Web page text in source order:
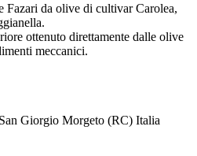
Fazari da olive di cultivar Carolea,
ottenuto direttamente dalle olive
meccanici.
Giorgio Morgeto (RC) Italia